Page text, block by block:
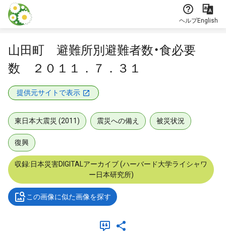
本文に飛ぶ
ヘルプEnglish
山田町 避難所別避難者数・食必要
数 ２０１１．７．３１
提供元サイトで表示
東日本大震災 (2011) 震災への備え 被災状況
復興
収録:日本災害DIGITALアーカイブ (ハーバード大学ライシャワ
ー日本研究所)
この画像に似た画像を探す